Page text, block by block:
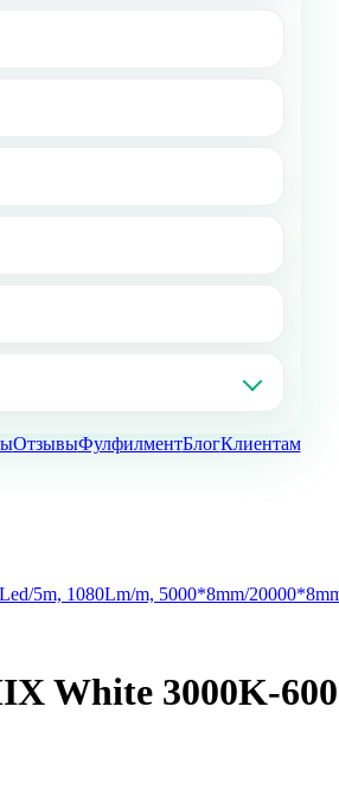
ОтзывыФулфилментБлогКлиентам
5m, 1080Lm/m, 5000*8mm/
White 3000K-